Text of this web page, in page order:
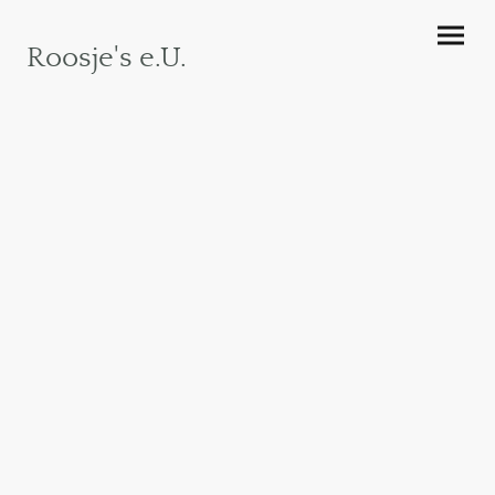
Roosje's e.U.